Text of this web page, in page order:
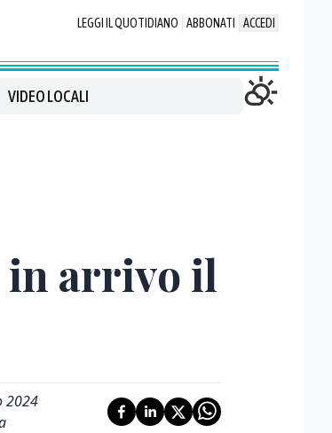
LEGGI IL QUOTIDIANO ABBONATI ACCEDI
VIDEO LOCALI
in arrivo il
2024